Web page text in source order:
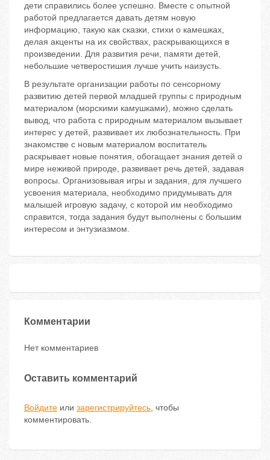
дети справились более успешно. Вместе с опытной
работой предлагается давать детям новую
информацию, такую как сказки, стихи о камешках,
делая акценты на их свойствах, раскрывающихся в
произведении. Для развития речи, памяти детей,
небольшие четверостишия лучше учить наизусть.
В результате организации работы по сенсорному
развитию детей первой младшей группы с природным
материалом (морскими камушками), можно сделать
вывод, что работа с природным материалом вызывает
интерес у детей, развивает их любознательность. При
знакомстве с новым материалом воспитатель
раскрывает новые понятия, обогащает знания детей о
мире неживой природе, развивает речь детей, задавая
вопросы. Организовывая игры и задания, для лучшего
усвоения материала, необходимо придумывать для
малышей игровую задачу, с которой им необходимо
справится, тогда задания будут выполнены с большим
интересом и энтузиазмом.
Комментарии
Нет комментариев
Оставить комментарий
Войдите или зарегистрируйтесь, чтобы
комментировать.